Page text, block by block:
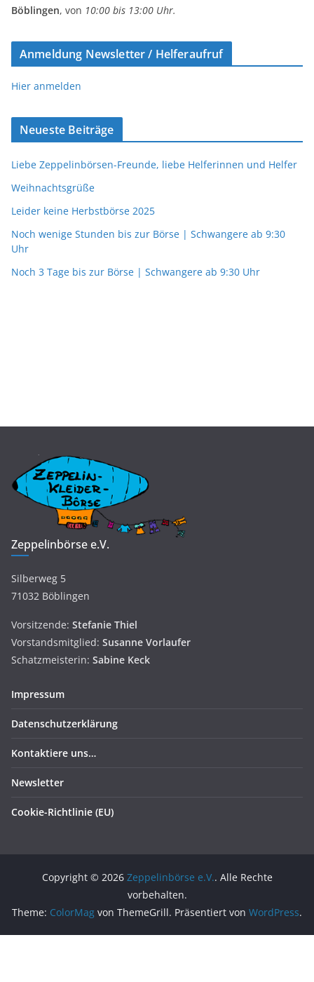
Böblingen, von 10:00 bis 13:00 Uhr.
Anmeldung Newsletter / Helferaufruf
Hier anmelden
Neueste Beiträge
Liebe Zeppelinbörsen-Freunde, liebe Helferinnen und Helfer
Weihnachtsgrüße
Leider keine Herbstbörse 2025
Noch wenige Stunden bis zur Börse | Schwangere ab 9:30
Uhr
Noch 3 Tage bis zur Börse | Schwangere ab 9:30 Uhr
Zeppelinbörse e.V.
Silberweg 5
71032 Böblingen
Vorsitzende: Stefanie Thiel
Vorstandsmitglied: Susanne Vorlaufer
Schatzmeisterin: Sabine Keck
Impressum
Datenschutzerklärung
Kontaktiere uns…
Newsletter
Cookie-Richtlinie (EU)
Copyright © 2026 Zeppelinbörse e.V.. Alle Rechte
vorbehalten.
Theme: ColorMag von ThemeGrill. Präsentiert von WordPress.